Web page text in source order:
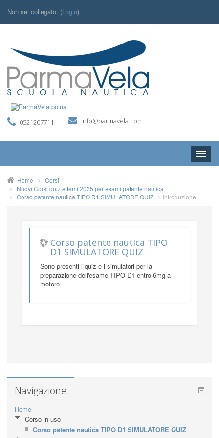
Non sei collegato. (Login)
0521207711 info@parmavela.com
Toggle
ITALIANO (IT)
Home
Corsi
Nuovi Corsi quiz e temi 2025 per esami patente nautica
Corso patente nautica TIPO D1 SIMULATORE QUIZ
Introduzione
Corso patente nautica TIPO
D1 SIMULATORE QUIZ
Sono presenti i quiz e i simulatori per la
preparazione dell'esame TIPO D1 entro 6mg a
motore
Navigazione
Home
Corso in uso
Corso patente nautica TIPO D1 SIMULATORE QUIZ